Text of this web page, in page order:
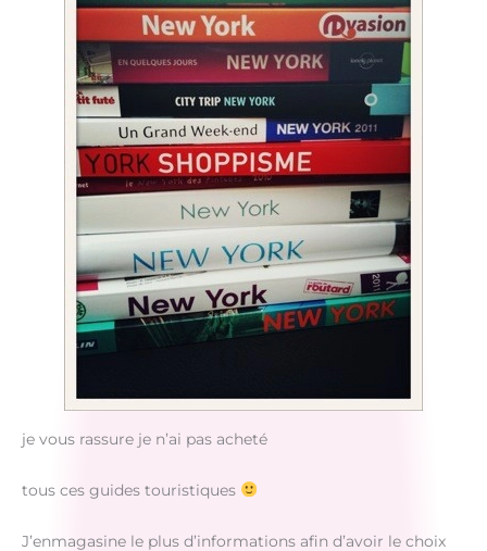
je vous rassure je n’ai pas acheté
tous ces guides touristiques
J’enmagasine le plus d’informations afin d’avoir le choix